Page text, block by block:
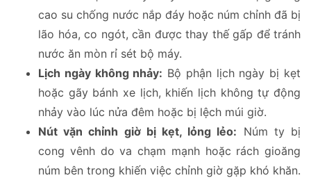
cao su chống nước nắp đáy hoặc núm chỉnh đã bị
lão hóa, co ngót, cần được thay thế gấp để tránh
nước ăn mòn rỉ sét bộ máy.
Lịch ngày không nhảy: Bộ phận lịch ngày bị kẹt
hoặc gãy bánh xe lịch, khiến lịch không tự động
nhảy vào lúc nửa đêm hoặc bị lệch múi giờ.
Nút vặn chỉnh giờ bị kẹt, lỏng lẻo: Núm ty bị
cong vênh do va chạm mạnh hoặc rách gioăng
núm bên trong khiến việc chỉnh giờ gặp khó khăn.